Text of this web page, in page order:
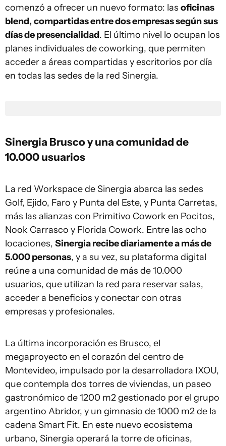
comenzó a ofrecer un nuevo formato: las oficinas
blend, compartidas entre dos empresas según sus
días de presencialidad. El último nivel lo ocupan los
planes individuales de coworking, que permiten
acceder a áreas compartidas y escritorios por día
en todas las sedes de la red Sinergia.
Sinergia Brusco y una comunidad de
10.000 usuarios
La red Workspace de Sinergia abarca las sedes
Golf, Ejido, Faro y Punta del Este, y Punta Carretas,
más las alianzas con Primitivo Cowork en Pocitos,
Nook Carrasco y Florida Cowork. Entre las ocho
locaciones, Sinergia recibe diariamente a más de
5.000 personas, y a su vez, su plataforma digital
reúne a una comunidad de más de 10.000
usuarios, que utilizan la red para reservar salas,
acceder a beneficios y conectar con otras
empresas y profesionales.
La última incorporación es Brusco, el
megaproyecto en el corazón del centro de
Montevideo, impulsado por la desarrolladora IXOU,
que contempla dos torres de viviendas, un paseo
gastronómico de 1200 m2 gestionado por el grupo
argentino Abridor, y un gimnasio de 1000 m2 de la
cadena Smart Fit. En este nuevo ecosistema
urbano, Sinergia operará la torre de oficinas,